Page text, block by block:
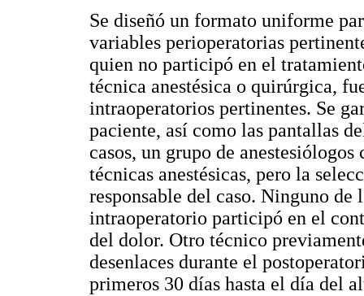
Se diseñó un formato uniforme
variables perioperatorias
quien no participó en el
técnica anestésica o quirúrgica,
intraoperatorios pertinentes. Se
paciente, así como las pantallas
casos, un grupo de
técnicas anestésicas, pero la
responsable del caso. Ninguno
intraoperatorio participó en el
del dolor. Otro técnico
desenlaces durante el
primeros 30 días hasta el día del